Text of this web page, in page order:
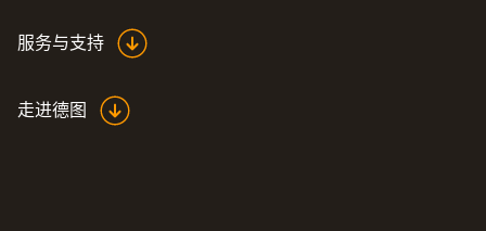
服务与支持
走进德图